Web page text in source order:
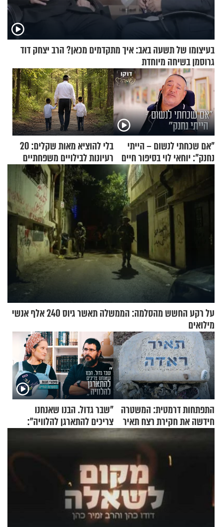
בעיצומו של תשעה באב: איך מתקדמים מכאן? הרב יצחק דוד
גרוסמן בשיחה מיוחדת
"אם שכחתי לנשום – הייתי
נחנק": יוחאי לוי בסיפור חיים
מעורר השראה
בלי להוציא מאות שקלים: 20
רעיונות לבילויים משפחתיים
כמעט בחינם
על רקע החשש מהסלמה: הממשלה תאשר גיוס 240 אלף אנשי
מילואים
התפתחות דרמטית: המשטרה
חידשה את חקירת רצח תאיר
"שבר גדול. הבנו שאנחנו
צריכים להתארגן להלוויה":
זוגיות במבחן, הפעם עם מרים
וגד דנינו